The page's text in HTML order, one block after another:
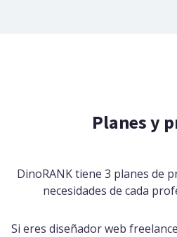
Planes y
DinoRANK tiene 3 planes de
necesidades de cada
Si eres diseñador web